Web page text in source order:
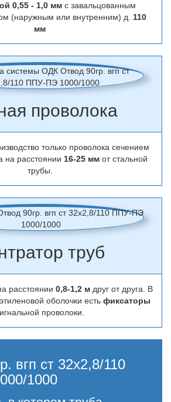
0,55 - 1,0 мм с завальцованным
(наружным или внутренним) д. 110
мм
проволока
только проволока сечением
на расстоянии 16-25 мм от стальной
трубы.
труб
расстоянии 0,8-1,2 м друг от друга. В
оболочки есть фиксаторы
проволоки.
вгп ст 32х2,8/110
1000